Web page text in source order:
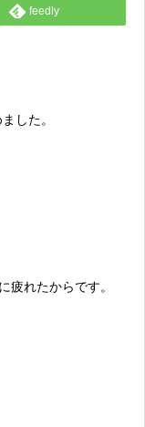
feedly
した。
疲れたからです。